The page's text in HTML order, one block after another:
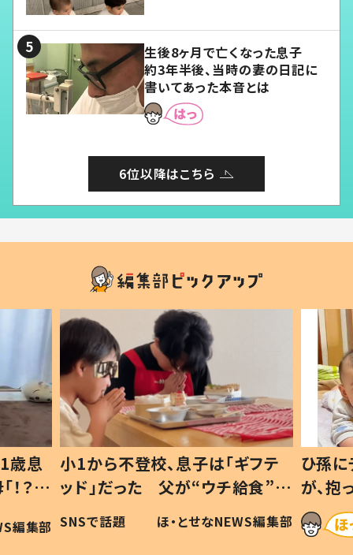
生後8ヶ月で亡くなった息子
約3年半後、当時の妻の日記に
書いてあった本音とは
6位以降はこちら
歳息
？」
編集部
小1から不登校、息子は「ギフテ
ッド」だった 父が“ウチ給食”を
作り続ける理由とは #令和の親
#令和の子
SNSで話題 ほ・とせなNEWS編集部
ひ孫
が、
「涙が
い」